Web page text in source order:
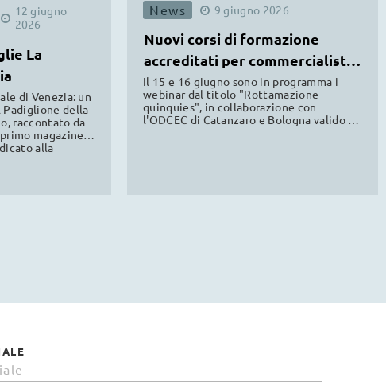
12 giugno
2026
La
di Venezia: un
Padiglione della
raccontato da
magazine
alla
News 9 giugno 2026
Nuovi corsi di formazione
accreditati per commercialisti
ODCEC
Il 15 e 16 giugno sono in programma i
webinar dal titolo "Rottamazione
quinquies", in collaborazione con
l'ODCEC di Catanzaro e Bologna valido al